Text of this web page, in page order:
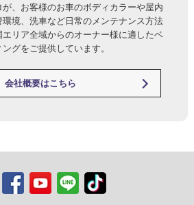
、お客様のお車のボディカラーや屋内
境、洗車など日常のメンテナンス方法
リア全域からのオーナー様に適したベ
グをご提供しています。
会社概要はこちら